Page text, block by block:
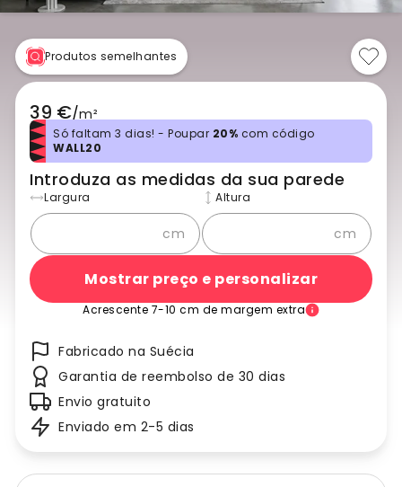
Produtos semelhantes
39 €/m²
Só faltam 3 dias! - Poupar 20% com código
WALL20
Introduza as medidas da sua parede
Largura
cm
Altura
cm
Mostrar preço e personalizar
Acrescente 7-10 cm de margem extra
Fabricado na Suécia
Garantia de reembolso de 30 dias
Envio gratuito
Enviado em 2-5 dias